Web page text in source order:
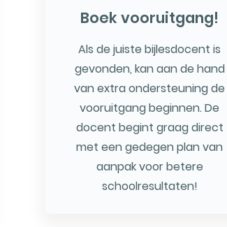
Boek vooruitgang!
Als de juiste bijlesdocent is
gevonden, kan aan de hand
van extra ondersteuning de
vooruitgang beginnen. De
docent begint graag direct
met een gedegen plan van
aanpak voor betere
schoolresultaten!